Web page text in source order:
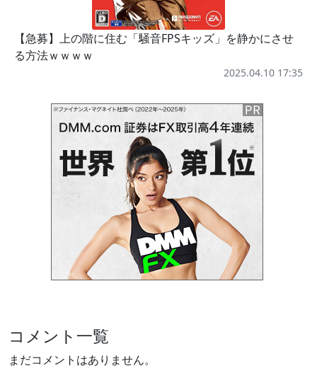
【急募】上の階に住む「騒音FPSキッズ」を静かにさせ
る方法ｗｗｗｗ
2025.04.10 17:35
コメント一覧
まだコメントはありません。